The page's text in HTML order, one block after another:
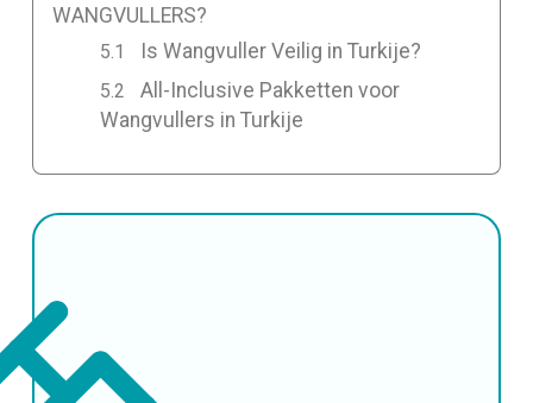
WANGVULLERS?
Is Wangvuller Veilig in Turkije?
All-Inclusive Pakketten voor
Wangvullers in Turkije